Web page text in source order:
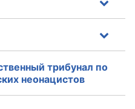
трибунал по
неонацистов